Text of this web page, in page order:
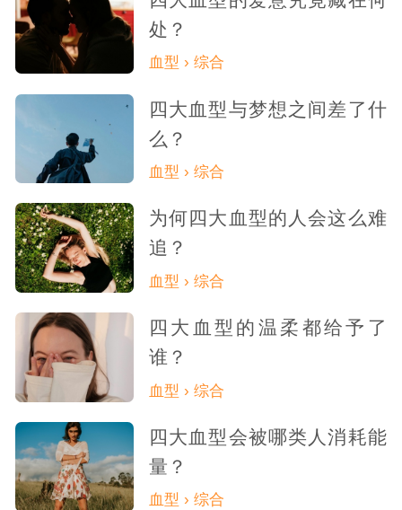
处？
血型 › 综合
四大血型与梦想之间差了什
么？
血型 › 综合
为何四大血型的人会这么难
追？
血型 › 综合
四大血型的温柔都给予了
谁？
血型 › 综合
四大血型会被哪类人消耗能
量？
血型 › 综合